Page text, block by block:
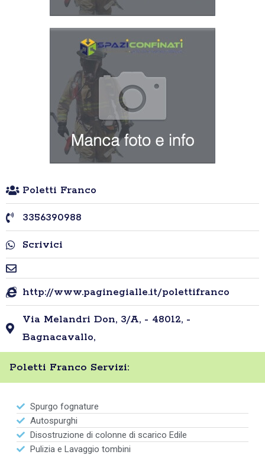
Poletti Franco
3356390988
Scrivici
http://www.paginegialle.it/polettifranco
Via Melandri Don, 3/A, - 48012, -
Bagnacavallo,
Poletti Franco Servizi:
Spurgo fognature
Autospurghi
Disostruzione di colonne di scarico Edile
Pulizia e Lavaggio tombini